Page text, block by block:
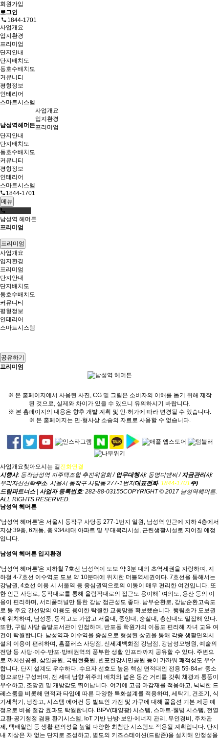
회원가입
로그인
1844-1701
사업개요
입지환경
프리미엄
단지안내
단지배치도
동호수배치도
커뮤니티
평형정보
인테리어
스마트시스템
남성역헤머튼
사업개요
입지환경
프리미엄
단지안내
단지배치도
동호수배치도
커뮤니티
평형정보
인테리어
스마트시스템
1844-1701
메뉴
남성역 헤머튼
프리미엄
프리미엄
사업개요
입지환경
프리미엄
단지안내
단지배치도
동호수배치도
커뮤니티
평형정보
인테리어
스마트시스템
공유하기
프리미엄
※ 본 홈페이지에서 사용된 사진, CG 및 그림은 소비자의 이해를 돕기 위해 제작
된 것으로, 실제와 차이가 있을 수 있으니 유의하시기 바랍니다.
※ 본 홈페이지의 내용은 향후 개발 계획 및 인·허가에 따라 변경될 수 있습니다.
※ 본 홈페이지는 민·형사상 소송의 자료로 사용할 수 없습니다.
사업개요찾아오시는 길 전화연결
시행사: 동작남성역 지주택조합 추진위원회 / 업무대행사: 동명디앤씨 /자금관리사:
우리자산신탁주소: 서울시 동작구 사당동 277-1번지대표전화: 1844-1701주)
드림파트너스| 사업자 등록번호: 282-88-03155COPYRIGHT © 2017 남성역헤머튼.
ALL RIGHTS RESERVED.
남성역 헤머튼
'남성역 헤머튼'은 서울시 동작구 사당동 277-1번지 일원, 남성역 인근에 지하 4층에서
지상 39층, 6개동, 총 934세대 아파트 및 부대복리시설, 근린생활시설로 지어질 예정
입니다.
남성역 헤머튼 입지환경
'남성역 헤머튼'은 지하철 7호선 남성역이 도보 약 3분 대의 초역세권을 자랑하며, 지
하철 4·7호선 이수역도 도보 약 10분대에 위치한 더블역세권이다. 7호선을 통해서는
강남권, 4호선 이용 시 서울역 등 중심권역으로의 이동이 매우 편리한 여건입니다. 또
한 인근 사당로, 동작대로를 통해 올림픽대로의 접근도 용이해` 여의도, 용산 등의 이
용이 편리하며, 서리풀터널만 통한 강남 접근성도 좋다. 남부순환로, 강남순환고속도
로 등 주요 간선망의 이용도 용이한 탁월한 교통망을 확보했습니다. 행림초가 도보권
에 위치하며, 남성중, 동작고도 가깝고 서울대, 중앙대, 숭실대, 총신대도 밀집해 있다.
또한, 구립 사당 솔밭도서관이 인접하며, 반포동 학원가의 이동도 편리해 자녀 교육 여
건이 탁월합니다. 남성역과 이수역을 중심으로 형성된 상권을 통해 각종 생활편의시
설의 이용이 편리하며, 홈플러스 사당점, 신세계백화점 강남점, 강남성모병원, 예술의
전당 등 사당·이수·반포·방배권역의 풍부한 생활 인프라까지 공유할 수 있다. 주변으
로 까치산공원, 삼일공원, 국립현충원, 반포한강시민공원 등이 가까워 쾌적성도 우수
합니다. 단지 설계도 우수하다. 수요자 선호도 높은 핵심 면적대인 전용 59·84㎡ 중소
형으로만 구성되며, 전 세대 남향 위주의 배치와 넓은 동간 거리를 갖춰 채광과 통풍이
우수하고, 조망권 및 개방감도 뛰어납니다. 여기에 고급 마감재를 적용하고, 넉넉한 드
레스룸을 비롯해 면적과 타입에 따른 다양한 특화설계를 적용하며, 세탁기, 건조기, 식
기세척기, 냉장고, 시스템 에어컨 등 빌트인 가전 및 가구에 대해 풀옵션 기본 제공 예
정으로 비용 절감 효과도 탁월합니다. BIPV(태양광) 시스템, 스마트·웰빙 시스템, 전열
교환·공기청정 겸용 환기시스템, IoT 기반 난방·보안·에너지 관리, 무인경비, 주차관
제, 택배알림 등 생활 편의성을 높일 다양한 최첨단 시스템도 적용될 계획입니다. 단지
내 지상은 차 없는 단지로 조성하고, 별도의 키즈스테이션(드랍존)을 설치해 안정성을